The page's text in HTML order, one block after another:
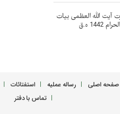
آیت الله العظمی بیات
ه.ق
صفحه اصلی رساله عملیه استفتائات
تماس با دفتر